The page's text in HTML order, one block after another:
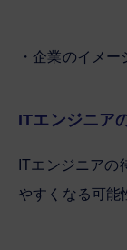
・企業のイメ
ITエンジニア
ITエンジニアの
やすくなる可能